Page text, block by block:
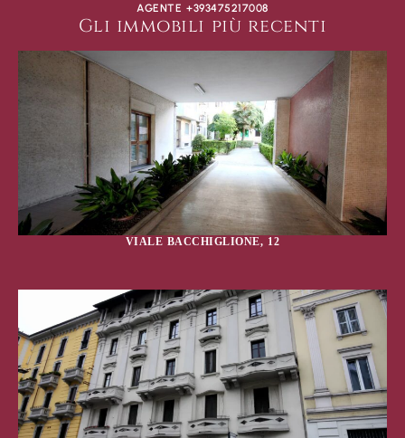
AGENTE +393475217008
Gli immobili più recenti
VIALE BACCHIGLIONE, 12